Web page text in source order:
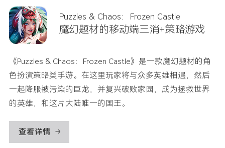
Puzzles & Chaos：Frozen Castle
魔幻题材的移动端三消+策略游戏
《Puzzles & Chaos：Frozen Castle》是一款魔幻题材的角
色扮演策略类手游。在这里玩家将与众多英雄相遇，然后
一起降服被污染的巨龙，并复兴破败家园，成为拯救世界
的英雄，和这片大陆唯一的国王。
查看详情